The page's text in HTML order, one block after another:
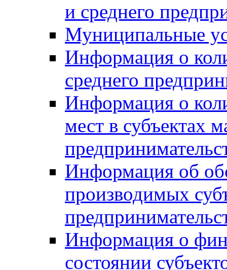
и среднего
Муниципальные
Информация о
среднего
Информация о
мест в субъектах
Информация об
производимых
Информация о
состоянии